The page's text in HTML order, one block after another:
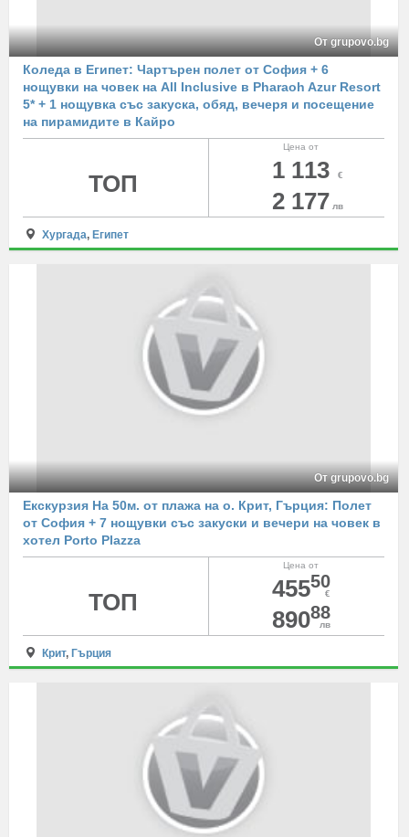
От grupovo.bg
Коледа в Египет: Чартърен полет от София + 6
нощувки на човек на All Inclusive в Pharaoh Azur Resort
5* + 1 нощувка със закуска, обяд, вечеря и посещение
на пирамидите в Кайро
Цена от
1 113 €
2 177 лв
ТОП
Хургада, Египет
От grupovo.bg
Екскурзия На 50м. от плажа на о. Крит, Гърция: Полет
от София + 7 нощувки със закуски и вечери на човек в
хотел Porto Plazza
Цена от
45550
€
89088
лв
ТОП
Крит, Гърция